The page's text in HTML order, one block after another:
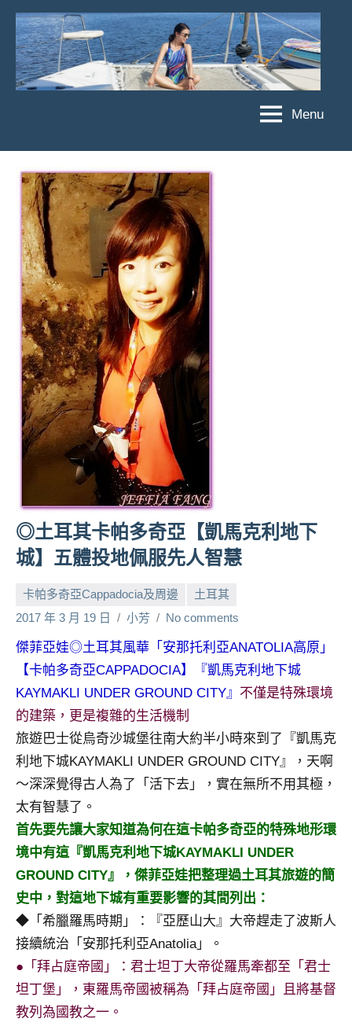
Skip
content
菲
亞
娃
JEFFIA
FANG
亞
娃
粉
絲
團、
主
題
旅
遊、
達
人
帶
路、
旅
遊
賓、
News
金
號
節
班
底、
外
景
目
主
持、
吳
哥
泰
國
旅
遊
書
作
者、
各
發
Menu
◎土耳其卡帕多奇亞【凱馬克利地下
城】五體投地佩服先人智慧
卡帕多奇亞Cappadocia及周邊
土耳其
2017 年 3 月 19 日
小芳 No comments
傑菲亞娃◎土耳其風華「安那托利亞ANATOLIA高原」
【卡帕多奇亞CAPPADOCIA】『凱馬克利地下城
KAYMAKLI UNDER GROUND CITY』 不僅是特殊環境
的建築，更是複雜的生活機制
旅遊巴士從烏奇沙城堡往南大約半小時來到了『凱馬克
利地下城KAYMAKLI UNDER GROUND CITY』，天啊
～深深覺得古人為了「活下去」，實在無所不用其極，
太有智慧了。
首先要先讓大家知道為何在這卡帕多奇亞的特殊地形環
境中有這『凱馬克利地下城KAYMAKLI UNDER
GROUND CITY』，傑菲亞娃把整理過土耳其旅遊的簡
史中，對這地下城有重要影響的其間列出：
◆「希臘羅馬時期」：『亞歷山大』大帝趕走了波斯人
接續統治「安那托利亞Anatolia」。
●「拜占庭帝國」：君士坦丁大帝從羅馬牽都至「君士
坦丁堡」，東羅馬帝國被稱為「拜占庭帝國」且將基督
教列為國教之一。